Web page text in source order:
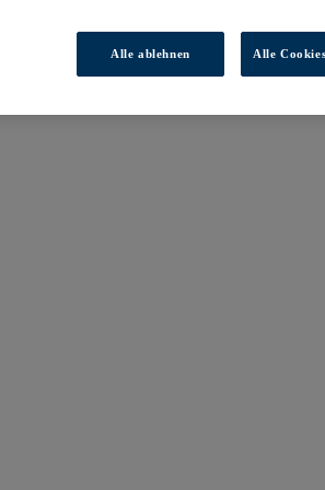
Alle ablehnen Alle